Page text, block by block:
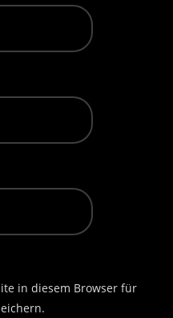
in diesem Browser für